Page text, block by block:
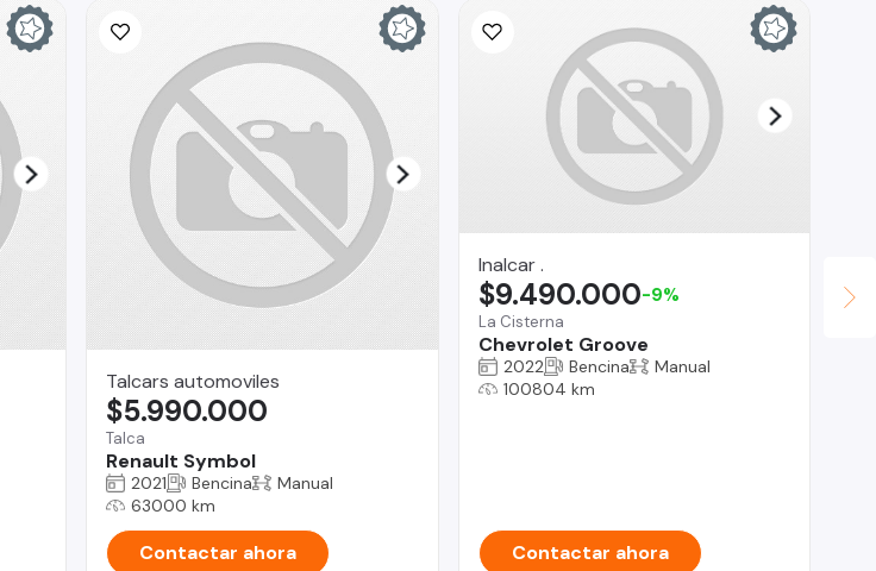
Talcars automoviles
Talca
Renault Symbol
$5.990.000
2021 Bencina
Manual
63000 km
Contactar ahora
Inalcar .
La Cisterna
Chevrolet Groove
$9.490.000-9%
2022 Bencina
Manual
100804 km
Contactar ahora